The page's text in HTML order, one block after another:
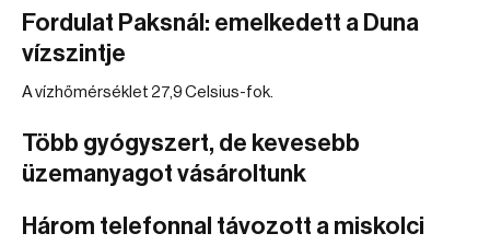
Fordulat Paksnál: emelkedett a Duna
vízszintje
A vízhőmérséklet 27,9 Celsius-fok.
Több gyógyszert, de kevesebb
üzemanyagot vásároltunk
Három telefonnal távozott a miskolci